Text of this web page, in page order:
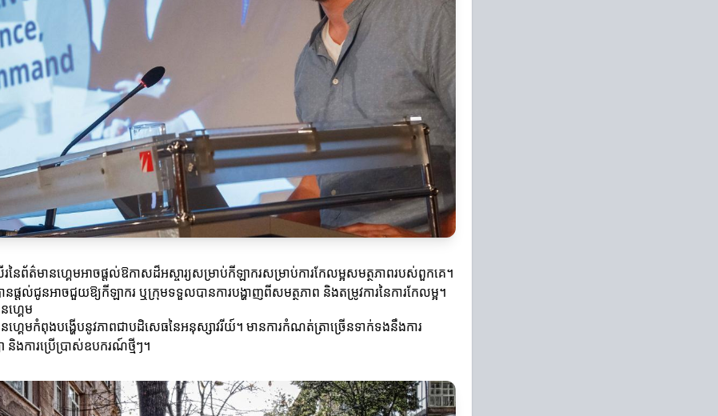
រនៃព័ត៌មានហ្គេមអាចផ្តល់ឱកាសដ៏អស្ចារ្យសម្រាប់កីឡាករសម្រាប់ការកែលម្អសមត្ថភាពរបស់ពួកគេ។
នផ្ដល់ជូនអាចជួយឱ្យកីឡាករ ឬក្រុមទទួលបានការបង្ហាញពីសមត្ថភាព និងតម្រូវការនៃការកែលម្អ។
នហ្គេម
ានហ្គេមកំពុងបង្ហើបនូវភាពជាបដិសេធនៃអនុស្សាវរីយ៍។ មានការកំណត់ត្រាច្រើនទាក់ទងនឹងការ
ា និងការប្រើប្រាស់ឧបករណ៍ថ្មីៗ។